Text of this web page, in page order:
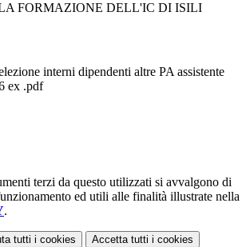
LA FORMAZIONE DELL'IC DI ISILI
interni dipendenti altre PA assistente
ex .pdf
terzi da questo utilizzati si avvalgono di
ed utili alle finalità illustrate nella
.
tutti i cookies Accetta tutti i cookies